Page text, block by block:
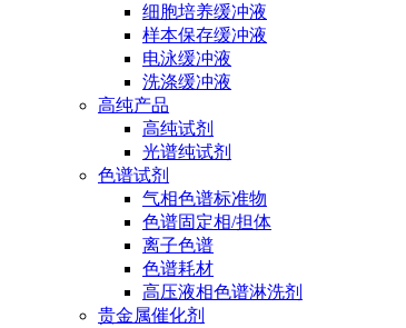
细胞培养缓冲液
样本保存缓冲液
电泳缓冲液
洗涤缓冲液
高纯产品
高纯试剂
光谱纯试剂
色谱试剂
气相色谱标准物
色谱固定相/担体
离子色谱
色谱耗材
高压液相色谱淋洗剂
贵金属催化剂